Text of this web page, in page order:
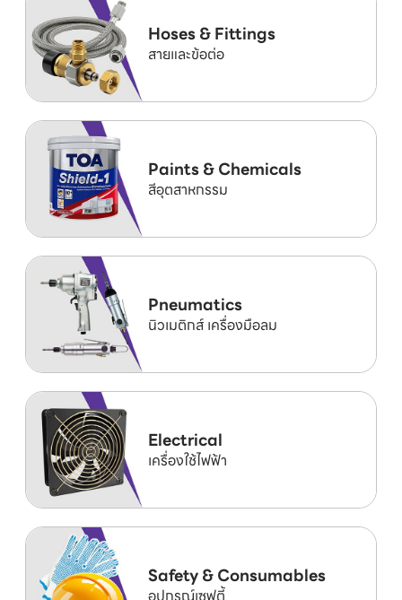
Hoses & Fittings
สายและข้อต่อ
Paints & Chemicals
สีอุตสาหกรรม
Pneumatics
นิวเมติกส์ เครื่องมือลม
Electrical
เครื่องใช้ไฟฟ้า
Safety & Consumables